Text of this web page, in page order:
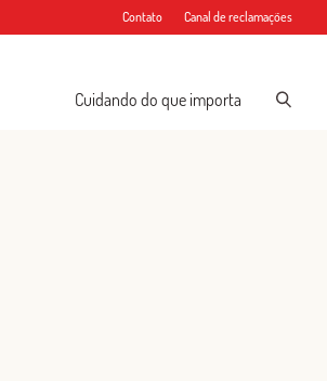
Contato Canal de reclamações
Cuidando do que importa